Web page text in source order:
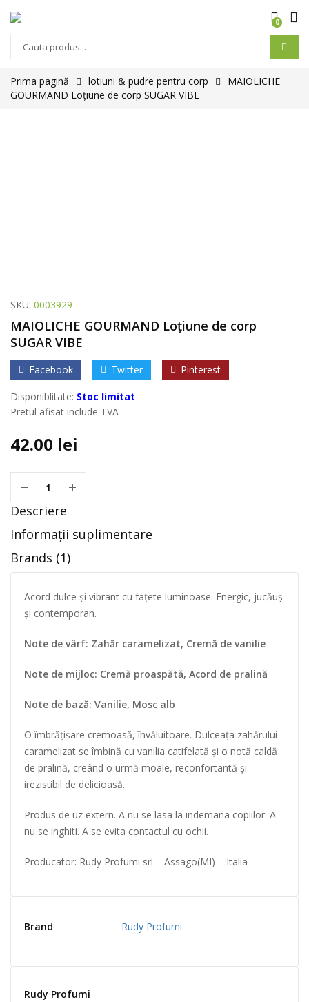
0
Prima pagină lotiuni & pudre pentru corp
MAIOLICHE
GOURMAND Loțiune de corp SUGAR VIBE
SKU: 0003929
MAIOLICHE GOURMAND Loțiune de corp
SUGAR VIBE
Facebook Twitter Pinterest
Disponiblitate: Stoc limitat
Pretul afisat include TVA
42.00 lei
Descriere
Informații suplimentare
Brands (1)
Acord dulce și vibrant cu fațete luminoase. Energic, jucăuș
și contemporan.
Note de vârf: Zahăr caramelizat, Cremă de vanilie
Note de mijloc: Cremă proaspătă, Acord de pralină
Note de bază: Vanilie, Mosc alb
O îmbrățișare cremoasă, învăluitoare. Dulceața zahărului
caramelizat se îmbină cu vanilia catifelată și o notă caldă
de pralină, creând o urmă moale, reconfortantă și
irezistibil de delicioasă.
Produs de uz extern. A nu se lasa la indemana copiilor. A
nu se inghiti. A se evita contactul cu ochii.
Producator: Rudy Profumi srl – Assago(MI) – Italia
Brand Rudy Profumi
Rudy Profumi